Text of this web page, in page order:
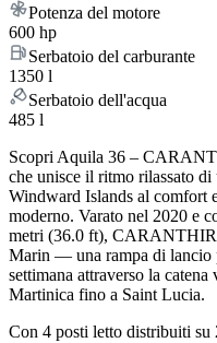
Potenza del motore
600 hp
Serbatoio del carburante
1350 l
Serbatoio dell'acqua
485 l
Scopri Aquila 36 –
che unisce il ritmo rilassato
Windward Islands al comfort
moderno. Varato nel 2020 e
metri (36.0 ft), CARANTHIR
Marin — una rampa di lancio
settimana attraverso la
Martinica fino a Saint Lucia.
Con 4 posti letto distribuiti su